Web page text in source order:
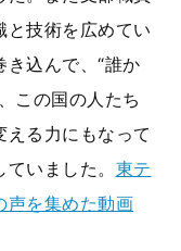
と技術を広めてい
き込んで、“誰か
この国の人たち
る力にもなって
いました。 東テ
声を集めた動画